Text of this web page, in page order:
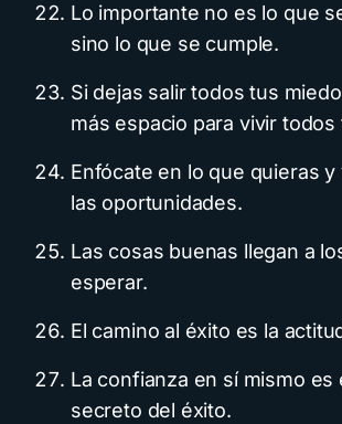
Lo importante no es lo que
sino lo que se cumple.
Si dejas salir todos tus
más espacio para vivir
Enfócate en lo que quieras y
las oportunidades.
Las cosas buenas llegan a
esperar.
El camino al éxito es la
La confianza en sí mismo es
secreto del éxito.